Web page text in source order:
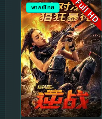
พากย์ไทย Full HD